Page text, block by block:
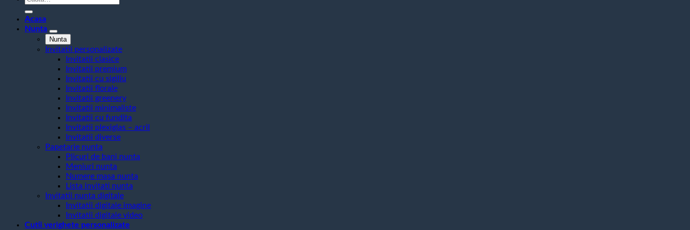
după:
Acasa
Nunta
Nunta
Invitatii personalizate
Invitatii clasice
Invitatii premium
Invitatii cu sigiliu
Invitatii florale
Invitatii greenery
Invitatii minimaliste
Invitatii cu fundita
Invitatii plexiglas – acril
Invitatii diverse
Papetarie nunta
Plicuri de bani nunta
Meniuri nunta
Numere masa nunta
Lista invitati nunta
Invitatii nunta digitale
Invitatii digitale imagine
Invitatii digitale video
Cutii verighete personalizate